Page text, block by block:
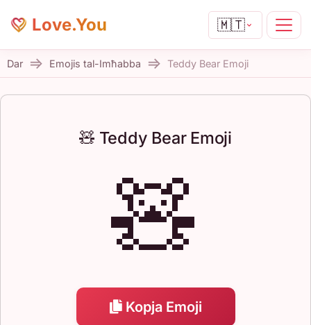
Love.You 🇲🇹
Dar Emojis tal-Imħabba Teddy Bear Emoji
🧸 Teddy Bear Emoji
🧸
Kopja Emoji